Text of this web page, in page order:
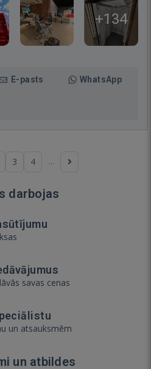
+134
E-pasts WhatsApp
3 4 ...
darbojas
savas cenas
un atsauksmēm
un atbildes